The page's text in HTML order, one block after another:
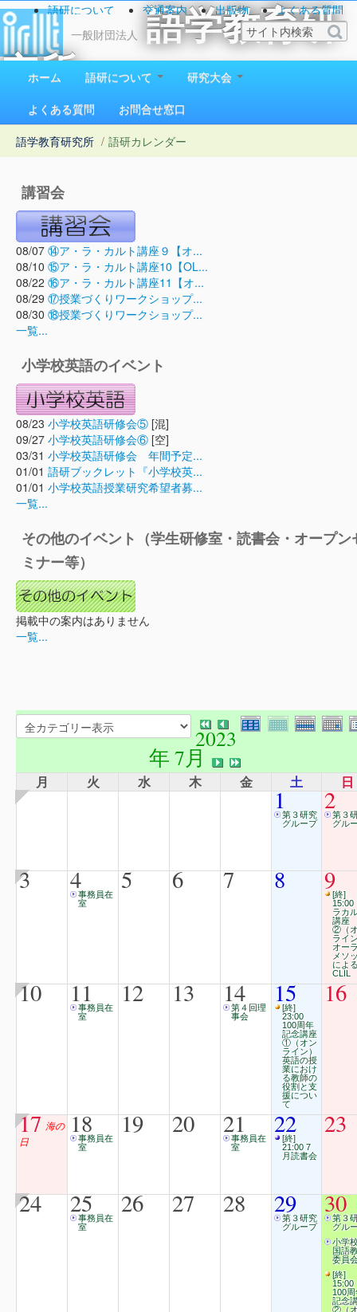
一般財団法人
語学教育研
究所
1923（大正12）年創立
語研について 交通案内 出版物
よくある質問
お問い合わせ
ホーム 語研について
研究大会
よくある質問
お問合せ窓口
語学教育研究所 / 語研カレンダー
講習会
08/07 ⑭ア・ラ・カルト講座９【オ...
08/10 ⑮ア・ラ・カルト講座10【OL...
08/22 ⑯ア・ラ・カルト講座11【オ...
08/29 ⑰授業づくりワークショップ...
08/30 ⑱授業づくりワークショップ...
一覧...
小学校英語のイベント
08/23 小学校英語研修会⑤ [混]
09/27 小学校英語研修会⑥ [空]
03/31 小学校英語研修会 年間予定...
01/01 語研ブックレット『小学校英...
01/01 小学校英語授業研究希望者募...
一覧...
その他のイベント（学生研修室・読書会・オープン
ミナー等）
掲載中の案内はありません
一覧...
2023
年 7月
月 火 水 木 金 土 日
1第３研究
グループ
2第３
グル
3 4事務員在
室
5 6 7 8 9[終]
15:00
ラカ
講座
②（
ライ
オー
メソ
によ
CLIL
10 11
事務員在
室
12 13 14
第４回理
事会
15
[終]
23:00
100周年
記念講座
①（オン
ライン）
英語の授
業におけ
る教師の
役割と支
援につい
て
16
17 海の
日
18
事務員在
室
19 20 21
事務員在
室
22
[終]
21:00 7
月読書会
23
24 25
事務員在
室
26 27 28 29
第３研究
グループ
30
第３
グル
小学
国語
委員
[終]
15:00
100周
記念
②（